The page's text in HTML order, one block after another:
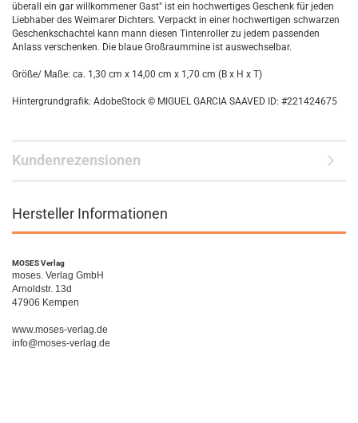
überall ein gar willkommener Gast" ist ein hochwertiges Geschenk für jeden
Liebhaber des Weimarer Dichters. Verpackt in einer hochwertigen schwarzen
Geschenkschachtel kann mann diesen Tintenroller zu jedem passenden
Anlass verschenken. Die blaue Großraummine ist auswechselbar.
Größe/ Maße: ca. 1,30 cm x 14,00 cm x 1,70 cm (B x H x T)
Hintergrundgrafik: AdobeStock © MIGUEL GARCIA SAAVED ID: #221424675
Kundenrezensionen
Hersteller Informationen
MOSES Verlag
moses. Verlag GmbH
Arnoldstr. 13d
47906 Kempen
www.moses-verlag.de
info@moses-verlag.de